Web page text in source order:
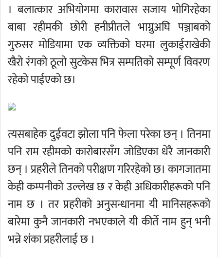
। बलात्कार अभियोगमा कारावास सजाय भोगिरहेका
बाबा रहीमकी छोरी हनीप्रीतले भाग्नुअघि पञ्जाबको
गुरुसर मोडियामा एक व्यक्तिको घरमा लुकाईराखेकी
खैरो रंगको ठूलो सुटकेस भित्र सम्पतिको सम्पूर्ण विवरण
रहेको पाईएको छ।
त्यसबाहेक दुईवटा झोला पनि फेला परेका छन् । तिनमा
पनि राम रहीमको कारोबारसँग जोडिएका धेरै जानकारी
छन् । प्रहरीले तिनको परीक्षण गरिरहेको छ। कागजातमा
केही कम्पनीको उल्लेख छ र केही अधिकारीहरूको पनि
नाम छ । तर प्रहरीको अनुसन्धानमा यी मानिसहरूको
बारेमा कुनै जानकारी नभएकाले यी कीर्ते नाम हुन् भनी
भन्ने शंका प्रहरीलाई छ ।